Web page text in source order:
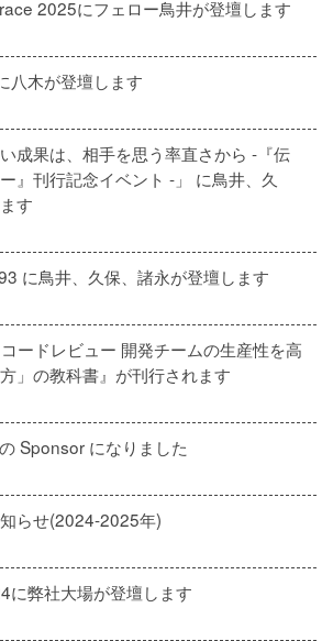
2025にフェロー鳥井が登壇します
八木が登壇します
成果は、相手を思う率直さから -『伝
』刊行記念イベント -」 に鳥井、久
す
に鳥井、久保、諸永が登壇します
ードレビュー 開発チームの生産性を高
」の教科書』が刊行されます
Sponsor になりました
らせ(2024-2025年)
に弊社大場が登壇します